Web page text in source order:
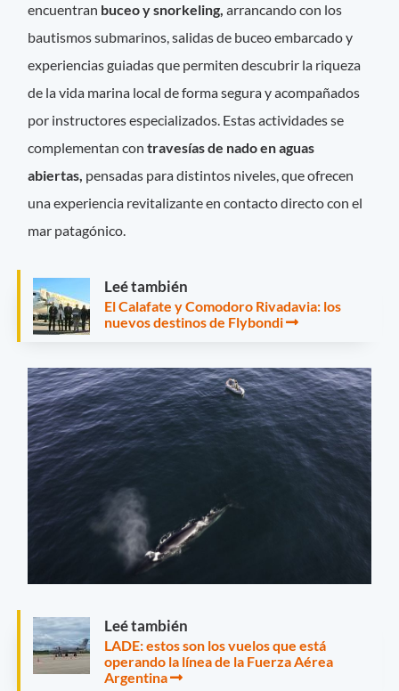
encuentran buceo y snorkeling, arrancando con los
bautismos submarinos, salidas de buceo embarcado y
experiencias guiadas que permiten descubrir la riqueza
de la vida marina local de forma segura y acompañados
por instructores especializados. Estas actividades se
complementan contravesías de nado en aguas
abiertas, pensadas para distintos niveles, que ofrecen
una experiencia revitalizante en contacto directo con el
mar patagónico.
Leé también
El Calafate y Comodoro Rivadavia: los
nuevos destinos de Flybondi
Leé también
LADE: estos son los vuelos que está
operando la línea de la Fuerza Aérea
Argentina